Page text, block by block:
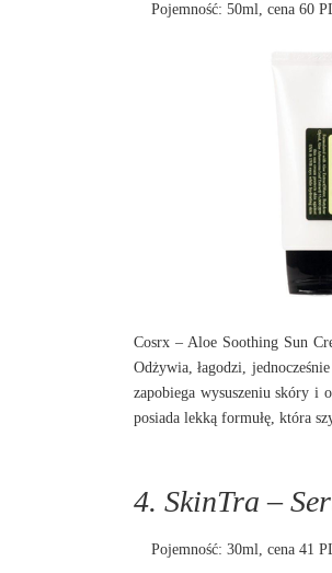
Pojemność: 50ml, cena 60
Cosrx – Aloe Soothing Sun
Odżywia, łagodzi,
zapobiega wysuszeniu skóry i
posiada lekką formułę, która
4. SkinTra –
Pojemność: 30ml, cena 41